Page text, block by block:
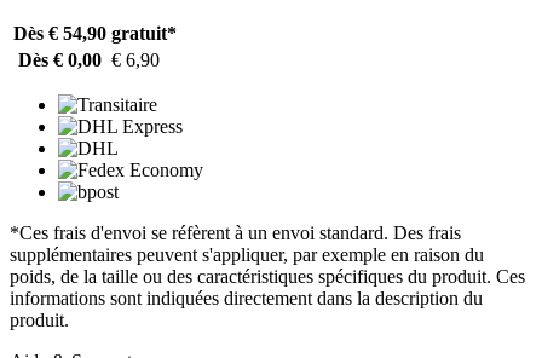
Dès € 54,90 gratuit*
Dès € 0,00 € 6,90
*Ces frais d'envoi se réfèrent à un envoi standard. Des frais
supplémentaires peuvent s'appliquer, par exemple en raison du
poids, de la taille ou des caractéristiques spécifiques du produit. Ces
informations sont indiquées directement dans la description du
produit.